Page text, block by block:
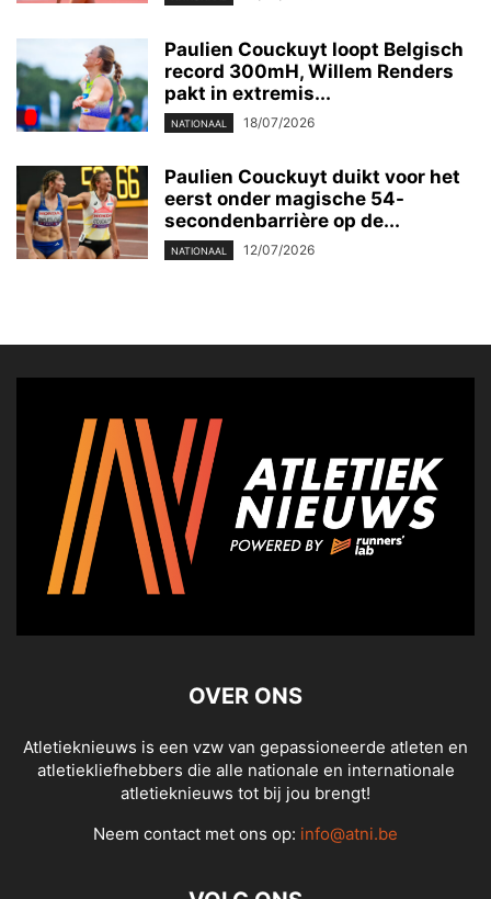
Paulien Couckuyt loopt Belgisch
record 300mH, Willem Renders
pakt in extremis...
NATIONAAL 18/07/2026
Paulien Couckuyt duikt voor het
eerst onder magische 54-
secondenbarrière op de...
NATIONAAL 12/07/2026
OVER ONS
Atletieknieuws is een vzw van gepassioneerde atleten en
atletiekliefhebbers die alle nationale en internationale
atletieknieuws tot bij jou brengt!
Neem contact met ons op: info@atni.be